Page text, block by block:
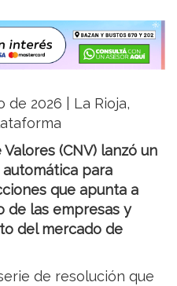
de 2026 | La Rioja,
(CNV) lanzó un
para
que apunta a
de las empresas y
del mercado de
de resolución que